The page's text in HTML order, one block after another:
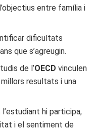
entre família i
dificultats
que s’agreugin.
de l’OECD vinculen
resultats i una
l’estudiant hi participa,
i el sentiment de